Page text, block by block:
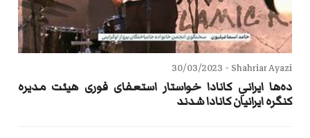
Shahriar Ayazi -
30/03/2023
ده‌ها ایرانیِ کانادا خواستار استعفای فوری هیئت مدیره
کنگره ایرانیان کانادا شدند